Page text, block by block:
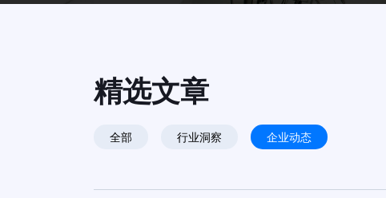
精选文章
全部 行业洞察 企业动态